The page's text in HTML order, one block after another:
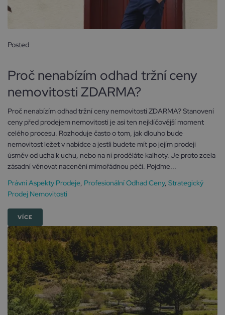
Posted
Proč nenabízím odhad tržní ceny
nemovitosti ZDARMA?
Proč nenabízím odhad tržní ceny nemovitosti ZDARMA? Stanovení
ceny před prodejem nemovitosti je asi ten nejklíčovější moment
celého procesu. Rozhoduje často o tom, jak dlouho bude
nemovitost ležet v nabídce a jestli budete mít po jejím prodeji
úsměv od ucha k uchu, nebo na ní proděláte kalhoty. Je proto zcela
zásadní věnovat nacenění mimořádnou péči. Pojďme...
Právní Aspekty Prodeje, Profesionální Odhad Ceny, Strategický
Prodej Nemovitosti
VÍCE